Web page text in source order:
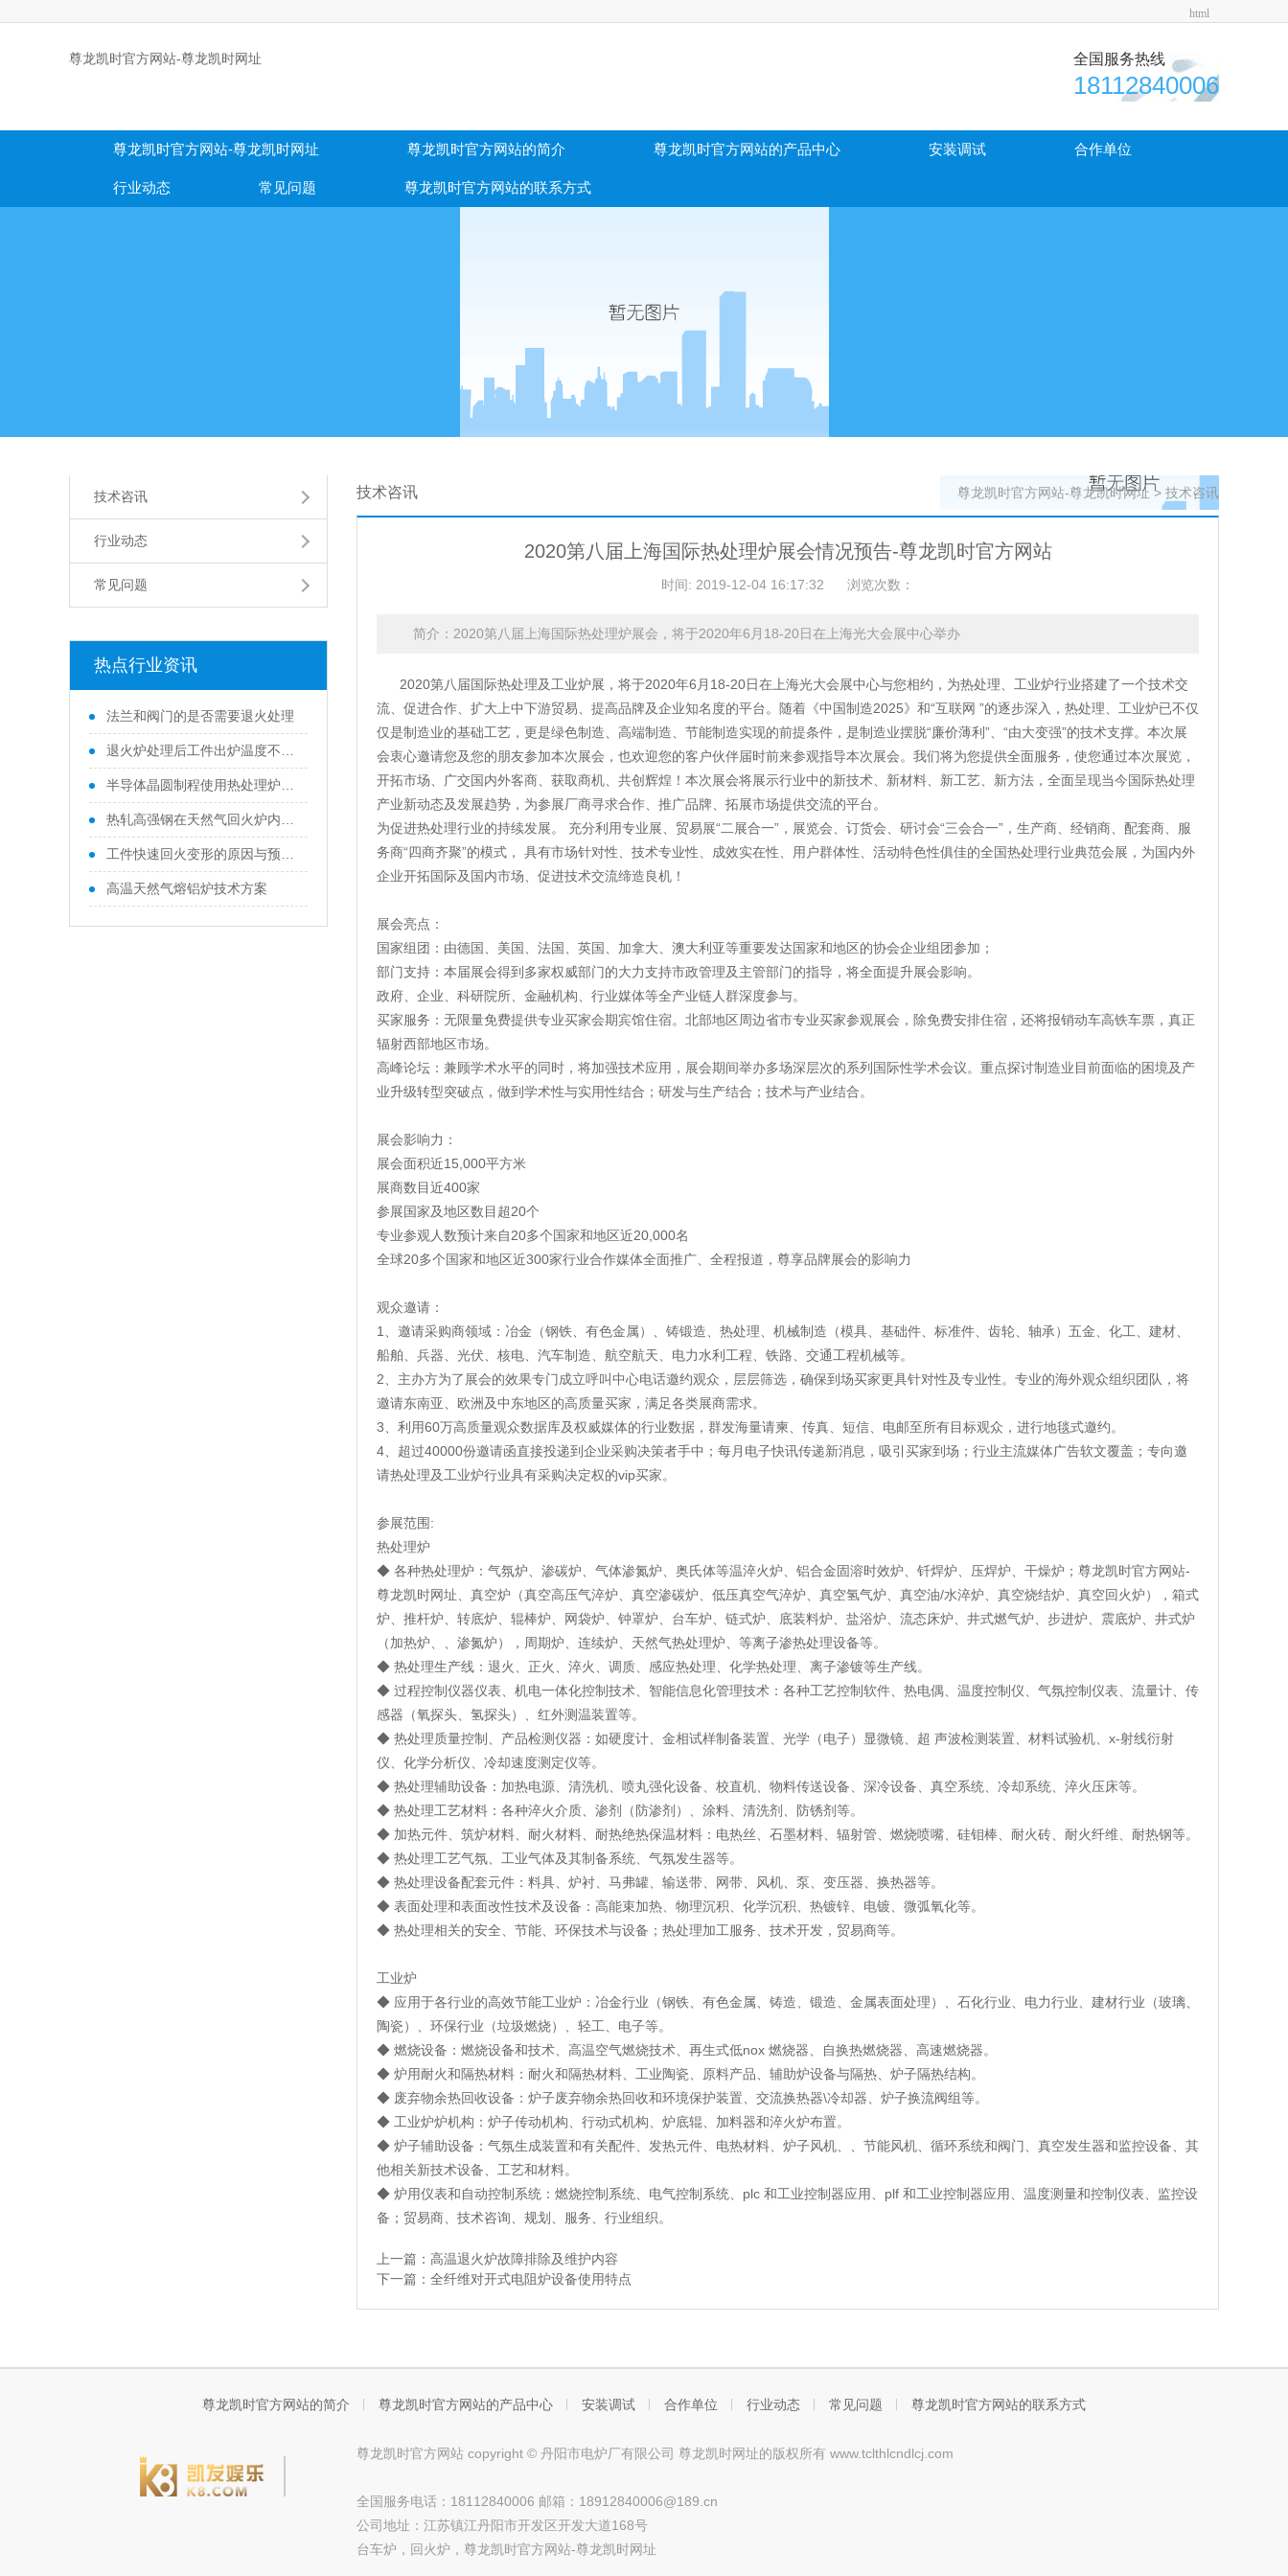
html
尊龙凯时官方网站-尊龙凯时网址 全国服务热线
18112840006
尊龙凯时官方网站-尊龙凯时网址 尊龙凯时官方网站的简介 尊龙凯时官方网站的产品中心 安装调试 合作单位
行业动态 常见问题 尊龙凯时官方网站的联系方式
技术咨讯
行业动态
常见问题
热点行业资讯
法兰和阀门的是否需要退火处理
退火炉处理后工件出炉温度不宜太高
半导体晶圆制程使用热处理炉的滑移位错问题
热轧高强钢在天然气回火炉内回火过程温度变化
工件快速回火变形的原因与预防措施
高温天然气熔铝炉技术方案
技术咨讯 尊龙凯时官方网站-尊龙凯时网址 > 技术咨讯
2020第八届上海国际热处理炉展会情况预告-尊龙凯时官方网站
时间: 2019-12-04 16:17:32 浏览次数：
简介：2020第八届上海国际热处理炉展会，将于2020年6月18-20日在上海光大会展中心举办
2020第八届国际热处理及工业炉展，将于2020年6月18-20日在上海光大会展中心与您相约，为热处理、工业炉行业搭建了一个技术交
流、促进合作、扩大上中下游贸易、提高品牌及企业知名度的平台。随着《中国制造2025》和“互联网 ”的逐步深入，热处理、工业炉已不仅
仅是制造业的基础工艺，更是绿色制造、高端制造、节能制造实现的前提条件，是制造业摆脱“廉价薄利”、“由大变强”的技术支撑。本次展
会衷心邀请您及您的朋友参加本次展会，也欢迎您的客户伙伴届时前来参观指导本次展会。我们将为您提供全面服务，使您通过本次展览，
开拓市场、广交国内外客商、获取商机、共创辉煌！本次展会将展示行业中的新技术、新材料、新工艺、新方法，全面呈现当今国际热处理
产业新动态及发展趋势，为参展厂商寻求合作、推广品牌、拓展市场提供交流的平台。
为促进热处理行业的持续发展。 充分利用专业展、贸易展“二展合一”，展览会、订货会、研讨会“三会合一”，生产商、经销商、配套商、服
务商“四商齐聚”的模式， 具有市场针对性、技术专业性、成效实在性、用户群体性、活动特色性俱佳的全国热处理行业典范会展，为国内外
企业开拓国际及国内市场、促进技术交流缔造良机！
展会亮点：
国家组团：由德国、美国、法国、英国、加拿大、澳大利亚等重要发达国家和地区的协会企业组团参加；
部门支持：本届展会得到多家权威部门的大力支持市政管理及主管部门的指导，将全面提升展会影响。
政府、企业、科研院所、金融机构、行业媒体等全产业链人群深度参与。
买家服务：无限量免费提供专业买家会期宾馆住宿。北部地区周边省市专业买家参观展会，除免费安排住宿，还将报销动车高铁车票，真正
辐射西部地区市场。
高峰论坛：兼顾学术水平的同时，将加强技术应用，展会期间举办多场深层次的系列国际性学术会议。重点探讨制造业目前面临的困境及产
业升级转型突破点，做到学术性与实用性结合；研发与生产结合；技术与产业结合。
展会影响力：
展会面积近15,000平方米
展商数目近400家
参展国家及地区数目超20个
专业参观人数预计来自20多个国家和地区近20,000名
全球20多个国家和地区近300家行业合作媒体全面推广、全程报道，尊享品牌展会的影响力
观众邀请：
1、邀请采购商领域：冶金（钢铁、有色金属）、铸锻造、热处理、机械制造（模具、基础件、标准件、齿轮、轴承）五金、化工、建材、
船舶、兵器、光伏、核电、汽车制造、航空航天、电力水利工程、铁路、交通工程机械等。
2、主办方为了展会的效果专门成立呼叫中心电话邀约观众，层层筛选，确保到场买家更具针对性及专业性。专业的海外观众组织团队，将
邀请东南亚、欧洲及中东地区的高质量买家，满足各类展商需求。
3、利用60万高质量观众数据库及权威媒体的行业数据，群发海量请柬、传真、短信、电邮至所有目标观众，进行地毯式邀约。
4、超过40000份邀请函直接投递到企业采购决策者手中；每月电子快讯传递新消息，吸引买家到场；行业主流媒体广告软文覆盖；专向邀
请热处理及工业炉行业具有采购决定权的vip买家。
参展范围:
热处理炉
◆ 各种热处理炉：气氛炉、渗碳炉、气体渗氮炉、奥氏体等温淬火炉、铝合金固溶时效炉、钎焊炉、压焊炉、干燥炉； 尊龙凯时官方网站-
尊龙凯时网址 、真空炉（真空高压气淬炉、真空渗碳炉、低压真空气淬炉、真空氢气炉、真空油/水淬炉、真空烧结炉、真空回火炉），箱式
炉、推杆炉、转底炉、辊棒炉、网袋炉、钟罩炉、台车炉、链式炉、底装料炉、盐浴炉、流态床炉、 井式燃气炉 、步进炉、震底炉、井式炉
（加热炉、、渗氮炉），周期炉、连续炉、 天然气热处理炉 、等离子渗热处理设备等。
◆ 热处理生产线：退火、正火、淬火、调质、感应热处理、化学热处理、离子渗镀等生产线。
◆ 过程控制仪器仪表、机电一体化控制技术、智能信息化管理技术：各种工艺控制软件、热电偶、温度控制仪、气氛控制仪表、流量计、传
感器（氧探头、氢探头）、红外测温装置等。
◆ 热处理质量控制、产品检测仪器：如硬度计、金相试样制备装置、光学（电子）显微镜、超 声波检测装置、材料试验机、x-射线衍射
仪、化学分析仪、冷却速度测定仪等。
◆ 热处理辅助设备：加热电源、清洗机、喷丸强化设备、校直机、物料传送设备、深冷设备、真空系统、冷却系统、淬火压床等。
◆ 热处理工艺材料：各种淬火介质、渗剂（防渗剂）、涂料、清洗剂、防锈剂等。
◆ 加热元件、筑炉材料、耐火材料、耐热绝热保温材料：电热丝、石墨材料、辐射管、燃烧喷嘴、硅钼棒、耐火砖、耐火纤维、耐热钢等。
◆ 热处理工艺气氛、工业气体及其制备系统、气氛发生器等。
◆ 热处理设备配套元件：料具、炉衬、马弗罐、输送带、网带、风机、泵、变压器、换热器等。
◆ 表面处理和表面改性技术及设备：高能束加热、物理沉积、化学沉积、热镀锌、电镀、微弧氧化等。
◆ 热处理相关的安全、节能、环保技术与设备；热处理加工服务、技术开发，贸易商等。
工业炉
◆ 应用于各行业的高效节能工业炉：冶金行业（钢铁、有色金属、铸造、锻造、金属表面处理）、石化行业、电力行业、建材行业（玻璃、
陶瓷）、环保行业（垃圾燃烧）、轻工、电子等。
◆ 燃烧设备：燃烧设备和技术、高温空气燃烧技术、再生式低nox 燃烧器、自换热燃烧器、高速燃烧器。
◆ 炉用耐火和隔热材料：耐火和隔热材料、工业陶瓷、原料产品、辅助炉设备与隔热、炉子隔热结构。
◆ 废弃物余热回收设备：炉子废弃物余热回收和环境保护装置、交流换热器\冷却器、炉子换流阀组等。
◆ 工业炉炉机构：炉子传动机构、行动式机构、炉底辊、加料器和淬火炉布置。
◆ 炉子辅助设备：气氛生成装置和有关配件、发热元件、电热材料、炉子风机、、节能风机、循环系统和阀门、真空发生器和监控设备、其
他相关新技术设备、工艺和材料。
◆ 炉用仪表和自动控制系统：燃烧控制系统、电气控制系统、plc 和工业控制器应用、plf 和工业控制器应用、温度测量和控制仪表、监控设
备；贸易商、技术咨询、规划、服务、行业组织。
上一篇： 高温退火炉故障排除及维护内容
下一篇： 全纤维对开式电阻炉设备使用特点
尊龙凯时官方网站的简介 尊龙凯时官方网站的产品中心 安装调试 合作单位 行业动态 常见问题 尊龙凯时官方网站的联系方式
尊龙凯时官方网站 copyright © 丹阳市电炉厂有限公司 尊龙凯时网址的版权所有 www.tclthlcndlcj.com
全国服务电话：18112840006 邮箱： 18912840006@189.cn
公司地址：江苏镇江丹阳市开发区开发大道168号
台车炉，回火炉， 尊龙凯时官方网站-尊龙凯时网址